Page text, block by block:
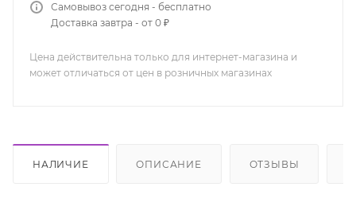
Самовывоз сегодня - бесплатно
Доставка завтра - от 0 ₽
Цена действительна только для интернет-магазина и
может отличаться от цен в розничных магазинах
НАЛИЧИЕ ОПИСАНИЕ ОТЗЫВЫ